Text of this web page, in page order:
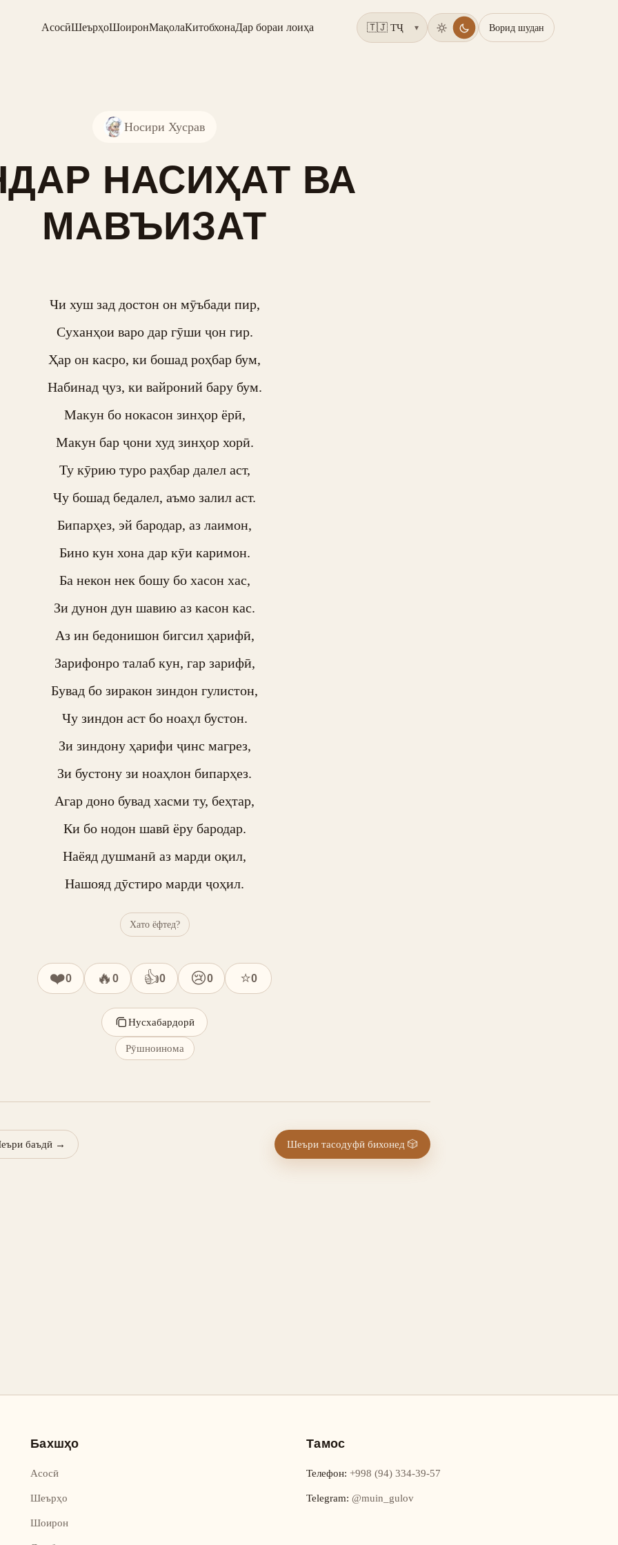
АсосӣШеърҳоШоиронМақолаКитобхонаДар бораи лоиҳа ▾ Ворид шудан
Носири Хусрав
НАСИҲАТ ВА
МАВЪИЗАТ
Чи хуш зад достон он мӯъбади пир,
Суханҳои варо дар гӯши ҷон гир.
Ҳар он касро, ки бошад роҳбар бум,
Набинад ҷуз, ки вайроний бару бум.
Макун бо нокасон зинҳор ёрӣ,
Макун бар ҷони худ зинҳор хорӣ.
Ту кӯрию туро раҳбар далел аст,
Чу бошад бедалел, аъмо залил аст.
Бипарҳез, эй бародар, аз лаимон,
Бино кун хона дар кӯи каримон.
Ба некон нек бошу бо хасон хас,
Зи дунон дун шавию аз касон кас.
Аз ин бедонишон бигсил ҳарифӣ,
Зарифонро талаб кун, гар зарифӣ,
Бувад бо зиракон зиндон гулистон,
Чу зиндон аст бо ноаҳл бустон.
Зи зиндону ҳарифи ҷинс магрез,
Зи бустону зи ноаҳлон бипарҳез.
Агар доно бувад хасми ту, беҳтар,
Ки бо нодон шавӣ ёру бародар.
Наёяд душманӣ аз марди оқил,
Нашояд дӯстиро марди ҷоҳил.
Хато ёфтед?
❤️0 🔥 0 👍0 😢0 ⭐0
Нусхабардорӣ
Рӯшноинома
баъдӣ → Шеъри тасодуфӣ бихонед 🎲
Бахшҳо
Асосӣ
Шеърҳо
Шоирон
Тамос
Телефон: +998 (94) 334-39-57
Telegram: @muin_gulov